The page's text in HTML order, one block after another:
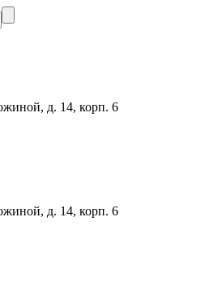
д. 14, корп. 6
д. 14, корп. 6